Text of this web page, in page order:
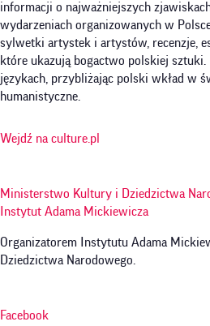
informacji o najważniejszych
wydarzeniach organizowanych w
sylwetki artystek i artystów, recenzje,
które ukazują bogactwo polskiej
językach, przybliżając polski wkład w
humanistyczne.
Wejdź na culture.pl
Ministerstwo Kultury i Dziedzictwa
Instytut Adama Mickiewicza
Organizatorem Instytutu Adama
Dziedzictwa Narodowego.
Facebook